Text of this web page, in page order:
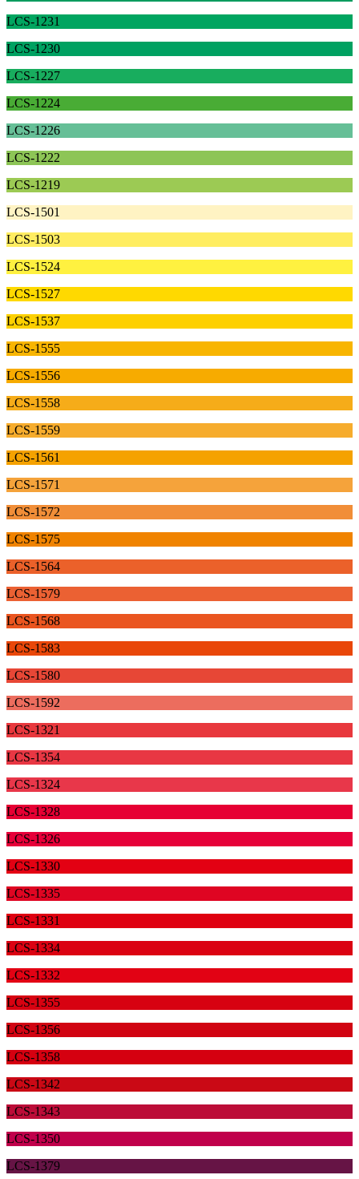
LCS-1231
LCS-1230
LCS-1227
LCS-1224
LCS-1226
LCS-1222
LCS-1219
LCS-1501
LCS-1503
LCS-1524
LCS-1527
LCS-1537
LCS-1555
LCS-1556
LCS-1558
LCS-1559
LCS-1561
LCS-1571
LCS-1572
LCS-1575
LCS-1564
LCS-1579
LCS-1568
LCS-1583
LCS-1580
LCS-1592
LCS-1321
LCS-1354
LCS-1324
LCS-1328
LCS-1326
LCS-1330
LCS-1335
LCS-1331
LCS-1334
LCS-1332
LCS-1355
LCS-1356
LCS-1358
LCS-1342
LCS-1343
LCS-1350
LCS-1379